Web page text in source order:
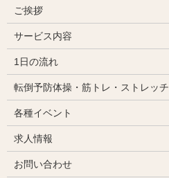
ご挨拶
サービス内容
1日の流れ
転倒予防体操・筋トレ・ストレッチ
各種イベント
求人情報
お問い合わせ